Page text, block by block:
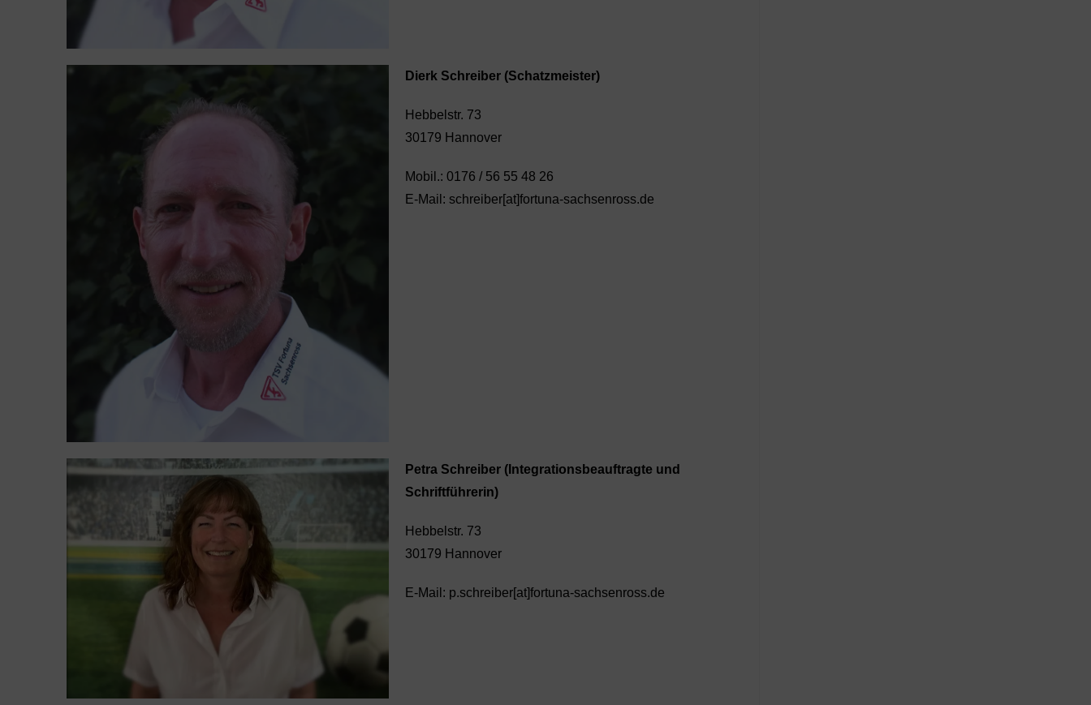
Dierk Schreiber (Schatzmeister)
Hebbelstr. 73
30179 Hannover
Mobil.: 0176 / 56 55 48 26
E-Mail: schreiber[at]fortuna-sachsenross.de
Petra Schreiber (Integrationsbeauftragte und
Schriftführerin)
Hebbelstr. 73
30179 Hannover
E-Mail: p.schreiber[at]fortuna-sachsenross.de